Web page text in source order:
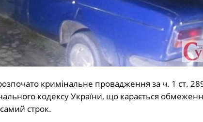
кримінальне провадження за ч. 1 ст.
кодексу України, що карається
строк.